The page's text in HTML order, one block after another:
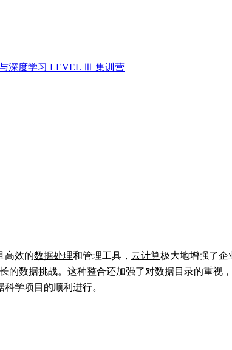
深度学习 LEVEL Ⅲ 集训营
高效的数据处理和管理工具， 云计算极大地增强了企
数据挑战。这种整合还加强了对数据目录的重视
学项目的顺利进行。